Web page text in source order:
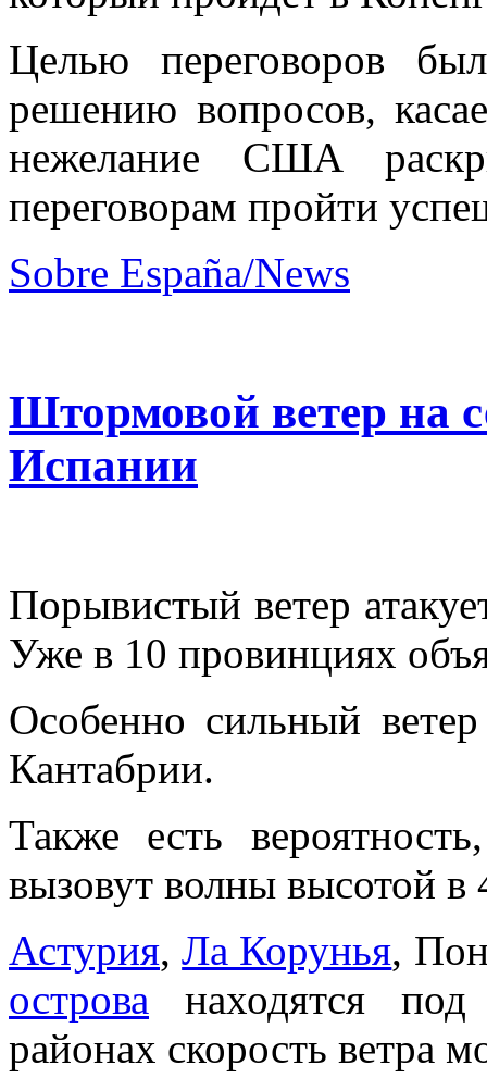
Целью переговоров
решению вопросов,
нежелание США
переговорам пройти
Sobre España/News
Штормовой ветер на
Испании
Порывистый ветер
Уже в 10 провинциях
Особенно сильный
Кантабрии.
Также есть
вызовут волны высотой в
Астурия,Ла Корунья,
острова находятся
районах скорость ветра